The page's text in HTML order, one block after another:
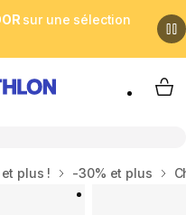
sur une sélection
My
plus ! -30% et plus